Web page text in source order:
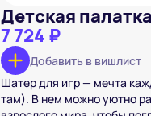
Детская
7 724 ₽
Добавить в вишлист
Шатер для игр — мечта
там). В нем можно уютно